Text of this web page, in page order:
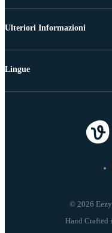
Ulteriori Informazioni
© 2026
Lingue